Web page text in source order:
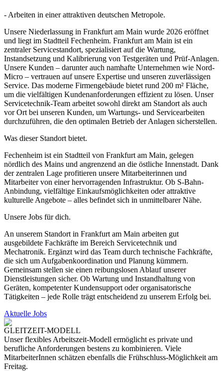
- Arbeiten in einer attraktiven deutschen Metropole.
Unsere Niederlassung in Frankfurt am Main wurde 2026 eröffnet
und liegt im Stadtteil Fechenheim. Frankfurt am Main ist ein
zentraler Servicestandort, spezialisiert auf die Wartung,
Instandsetzung und Kalibrierung von Testgeräten und Prüf-Anlagen.
Unsere Kunden – darunter auch namhafte Unternehmen wie Nord-
Micro – vertrauen auf unsere Expertise und unseren zuverlässigen
Service. Das moderne Firmengebäude bietet rund 200 m² Fläche,
um die vielfältigen Kundenanforderungen effizient zu lösen. Unser
Servicetechnik-Team arbeitet sowohl direkt am Standort als auch
vor Ort bei unseren Kunden, um Wartungs- und Servicearbeiten
durchzuführen, die den optimalen Betrieb der Anlagen sicherstellen.
Was dieser Standort bietet.
Fechenheim ist ein Stadtteil von Frankfurt am Main, gelegen
nördlich des Mains und angrenzend an die östliche Innenstadt. Dank
der zentralen Lage profitieren unsere Mitarbeiterinnen und
Mitarbeiter von einer hervorragenden Infrastruktur. Ob S-Bahn-
Anbindung, vielfältige Einkaufsmöglichkeiten oder attraktive
kulturelle Angebote – alles befindet sich in unmittelbarer Nähe.
Unsere Jobs für dich.
An unserem Standort in Frankfurt am Main arbeiten gut
ausgebildete Fachkräfte im Bereich Servicetechnik und
Mechatronik. Ergänzt wird das Team durch technische Fachkräfte,
die sich um Aufgabenkoordination und Planung kümmern.
Gemeinsam stellen sie einen reibungslosen Ablauf unserer
Dienstleistungen sicher. Ob Wartung und Instandhaltung von
Geräten, kompetenter Kundensupport oder organisatorische
Tätigkeiten – jede Rolle trägt entscheidend zu unserem Erfolg bei.
Aktuelle Jobs
GLEITZEIT-MODELL
Unser flexibles Arbeitszeit-Modell ermöglicht es private und
berufliche Anforderungen bestens zu kombinieren. Viele
MitarbeiterInnen schätzen ebenfalls die Frühschluss-Möglichkeit am
Freitag.